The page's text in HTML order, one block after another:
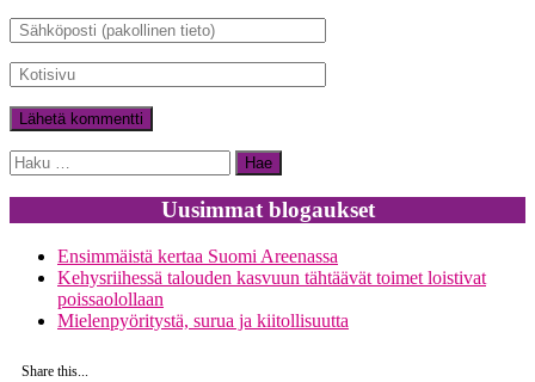
Haku:
Uusimmat blogaukset
Ensimmäistä kertaa Suomi Areenassa
Kehysriihessä talouden kasvuun tähtäävät toimet loistivat
poissaolollaan
Mielenpyöritystä, surua ja kiitollisuutta
Share this...